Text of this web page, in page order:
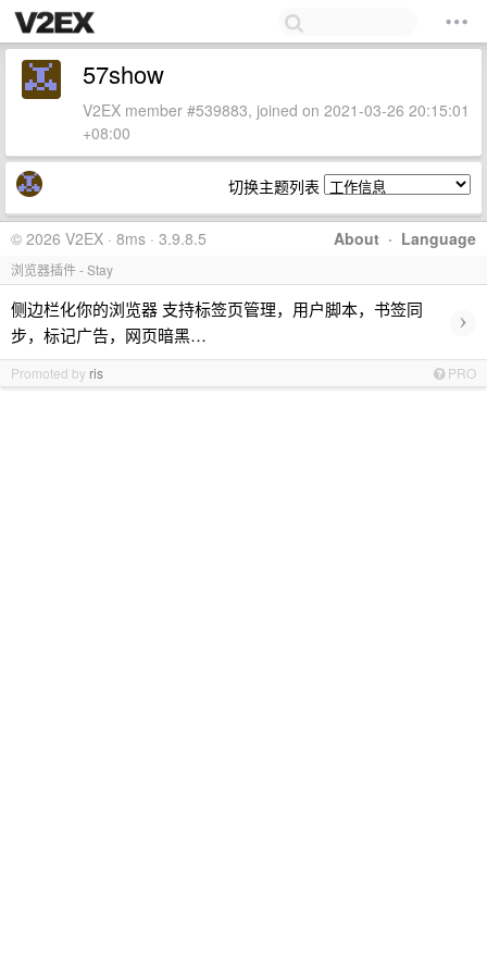
57show
V2EX member #539883, joined on 2021-03-26 20:15:01
+08:00
切换主题列表
About · Language
© 2026 V2EX · 8ms · 3.9.8.5
浏览器插件 - Stay
侧边栏化你的浏览器 支持标签页管理，用户脚本，书签同
步，标记广告，网页暗黑…
›
Promoted by ris PRO